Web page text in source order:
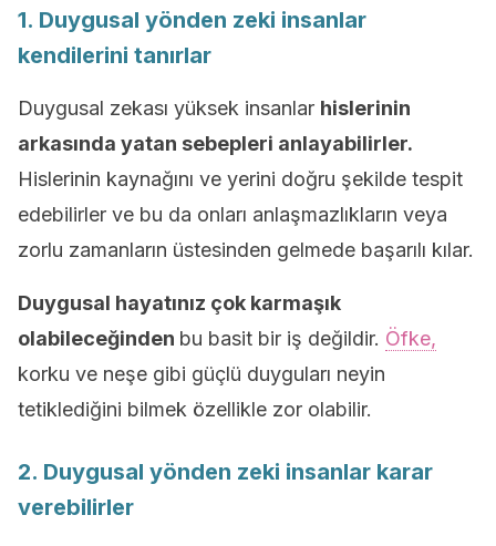
1. Duygusal yönden zeki insanlar
kendilerini tanırlar
Duygusal zekası yüksek insanlar hislerinin
arkasında yatan sebepleri anlayabilirler.
Hislerinin kaynağını ve yerini doğru şekilde tespit
edebilirler ve bu da onları anlaşmazlıkların veya
zorlu zamanların üstesinden gelmede başarılı kılar.
Duygusal hayatınız çok karmaşık
olabileceğinden bu basit bir iş değildir. Öfke,
korku ve neşe gibi güçlü duyguları neyin
tetiklediğini bilmek özellikle zor olabilir.
2. Duygusal yönden zeki insanlar karar
verebilirler